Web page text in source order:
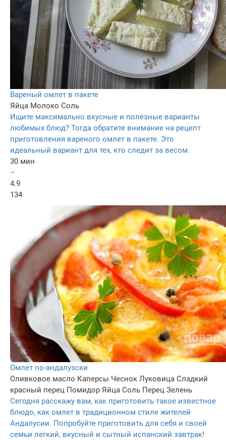
Вареный омлет в пакете
Яйца Молоко Соль
Ищите максимально вкусные и полезные варианты
любимых блюд? Тогда обратите внимание на рецепт
приготовления вареного омлет в пакете. Это
идеальный вариант для тех, кто следит за весом.
30 мин
–
4.9
134
Омлет по-андалузски
Оливковое масло Каперсы Чеснок Луковица Сладкий
красный перец Помидор Яйца Соль Перец Зелень
Сегодня расскажу вам, как приготовить такое известное
блюдо, как омлет в традиционном стиле жителей
Андалусии. Попробуйте приготовить для себя и своей
семьи легкий, вкусный и сытный испанский завтрак!